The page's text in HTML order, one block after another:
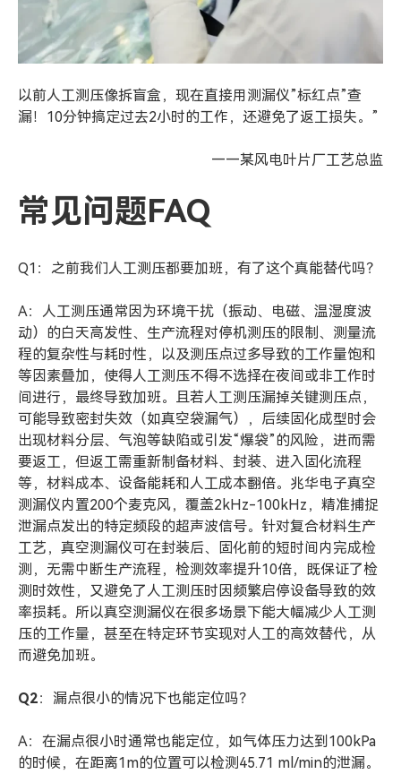
以前人工测压像拆盲盒，现在直接用测漏仪”标红点”查
漏！10分钟搞定过去2小时的工作，还避免了返工损失。”
——某风电叶片厂工艺总监
常见问题FAQ
Q1：之前我们人工测压都要加班，有了这个真能替代吗？
A：人工测压通常因为环境干扰（振动、电磁、温湿度波
动）的白天高发性、生产流程对停机测压的限制、测量流
程的复杂性与耗时性，以及测压点过多导致的工作量饱和
等因素叠加，使得人工测压不得不选择在夜间或非工作时
间进行，最终导致加班。且若人工测压漏掉关键测压点，
可能导致密封失效（如真空袋漏气），后续固化成型时会
出现材料分层、气泡等缺陷或引发“爆袋”的风险，进而需
要返工，但返工需重新制备材料、封装、进入固化流程
等，材料成本、设备能耗和人工成本翻倍。兆华电子真空
测漏仪内置200个麦克风，覆盖2kHz-100kHz，精准捕捉
泄漏点发出的特定频段的超声波信号。针对复合材料生产
工艺，真空测漏仪可在封装后、固化前的短时间内完成检
测，无需中断生产流程，检测效率提升10倍，既保证了检
测时效性，又避免了人工测压时因频繁启停设备导致的效
率损耗。所以真空测漏仪在很多场景下能大幅减少人工测
压的工作量，甚至在特定环节实现对人工的高效替代，从
而避免加班。
Q2：漏点很小的情况下也能定位吗？
A：在漏点很小时通常也能定位，如气体压力达到100kPa
的时候，在距离1m的位置可以检测45.71 ml/min的泄漏。